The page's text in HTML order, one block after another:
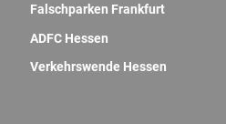
Falschparken Frankfurt
ADFC Hessen
Verkehrswende Hessen